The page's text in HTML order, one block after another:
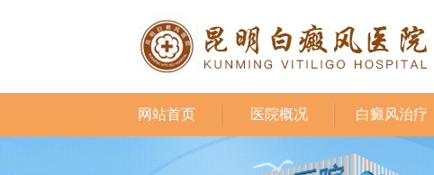
网站首页 医院概况 白癜风治疗